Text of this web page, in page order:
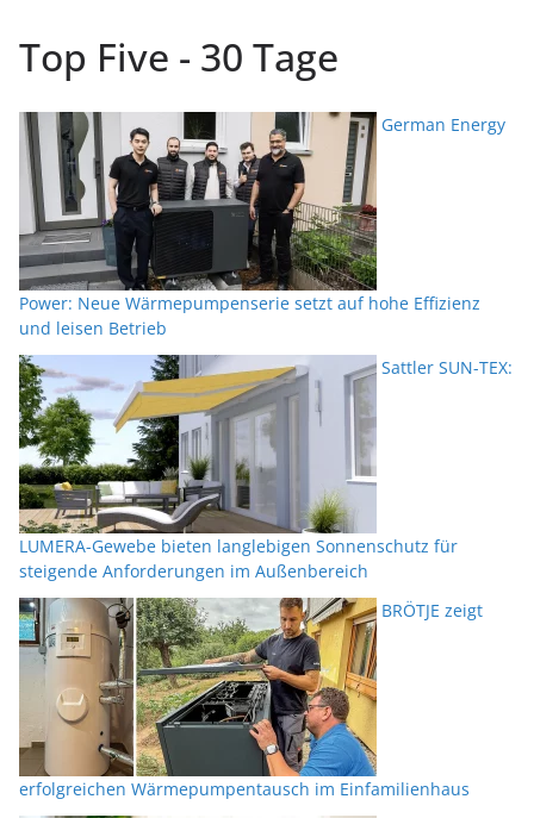
Top Five - 30 Tage
German Energy
Power: Neue Wärmepumpenserie setzt auf hohe Effizienz
und leisen Betrieb
Sattler SUN-TEX:
LUMERA-Gewebe bieten langlebigen Sonnenschutz für
steigende Anforderungen im Außenbereich
BRÖTJE zeigt
erfolgreichen Wärmepumpentausch im Einfamilienhaus